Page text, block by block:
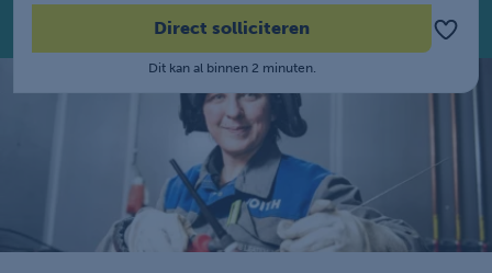
Direct solliciteren
Dit kan al binnen 2 minuten.